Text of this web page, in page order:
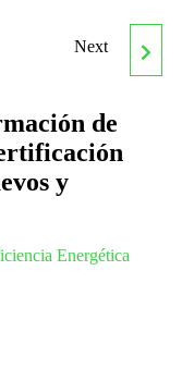
WEB
JAVASCRIPT +
Next
de
y
Energética